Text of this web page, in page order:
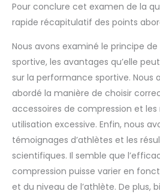
Pour conclure cet examen de la
rapide récapitulatif des points
Nous avons examiné le principe
sportive, les avantages qu’elle
sur la performance sportive. Nous
abordé la manière de choisir
accessoires de compression et les
utilisation excessive. Enfin, nous
témoignages d’athlètes et les
scientifiques. Il semble que
compression puisse varier en
et du niveau de l’athlète. De plus,